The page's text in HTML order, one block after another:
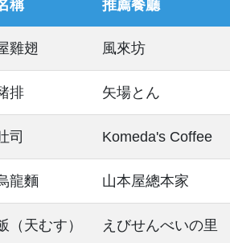
稱 推薦餐廳
雞翅 風來坊
排 矢場とん
司 Komeda's Coffee
龍麵 山本屋總本家
（天むす） えびせんべいの里